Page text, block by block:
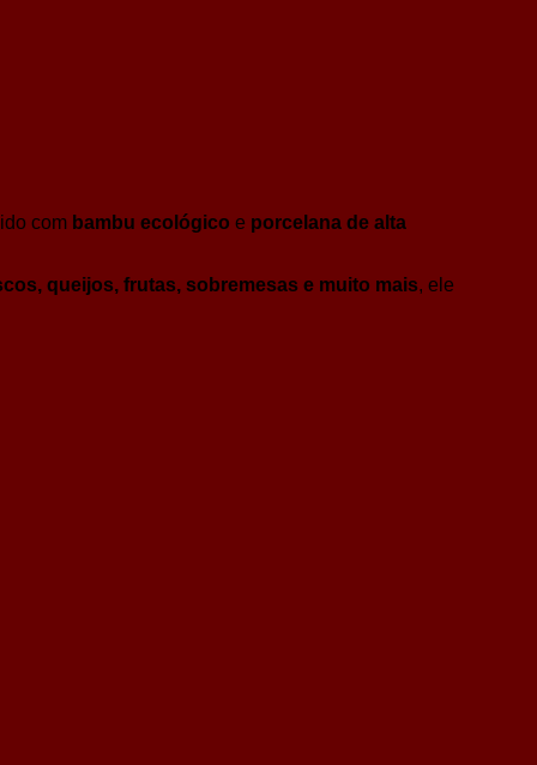
com bambu ecológico e porcelana de alta
queijos, frutas, sobremesas e muito mais, ele